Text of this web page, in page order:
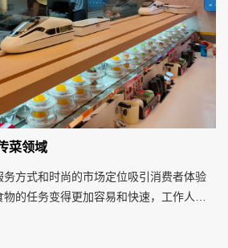
菜领域
方式和时尚的市场定位吸引消费者体验
的任务变得更加容易和快速，工作人员